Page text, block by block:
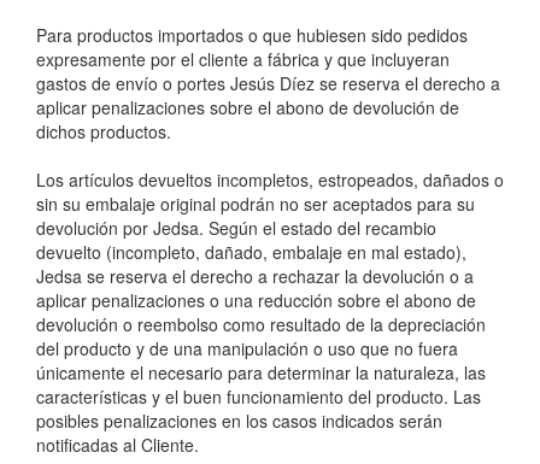
Para productos importados o que hubiesen sido pedidos
expresamente por el cliente a fábrica y que incluyeran
gastos de envío o portes Jesús Díez se reserva el derecho a
aplicar penalizaciones sobre el abono de devolución de
dichos productos.
Los artículos devueltos incompletos, estropeados, dañados o
sin su embalaje original podrán no ser aceptados para su
devolución por Jedsa. Según el estado del recambio
devuelto (incompleto, dañado, embalaje en mal estado),
Jedsa se reserva el derecho a rechazar la devolución o a
aplicar penalizaciones o una reducción sobre el abono de
devolución o reembolso como resultado de la depreciación
del producto y de una manipulación o uso que no fuera
únicamente el necesario para determinar la naturaleza, las
características y el buen funcionamiento del producto. Las
posibles penalizaciones en los casos indicados serán
notificadas al Cliente.